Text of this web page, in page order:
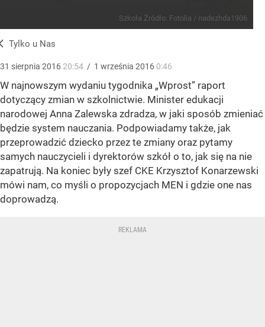
Szkoła Źródło: Fotolia / nadezhda1906
Tylko u Nas
31 sierpnia 2016 20:54 / 1 września 2016 0:46
W najnowszym wydaniu tygodnika „Wprost” raport
dotyczący zmian w szkolnictwie. Minister edukacji
narodowej Anna Zalewska zdradza, w jaki sposób zmieniać
będzie system nauczania. Podpowiadamy także, jak
przeprowadzić dziecko przez te zmiany oraz pytamy
samych nauczycieli i dyrektorów szkół o to, jak się na nie
zapatrują. Na koniec były szef CKE Krzysztof Konarzewski
mówi nam, co myśli o propozycjach MEN i gdzie one nas
doprowadzą.